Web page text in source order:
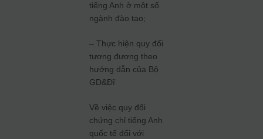
tiếng Anh ở một số
ngành đào tạo;
– Thực hiện quy đổi
tương đương theo
hướng dẫn của Bộ
GD&Đĩ
Về việc quy đổi
chứng chỉ tiếng Anh
quốc tế đối với